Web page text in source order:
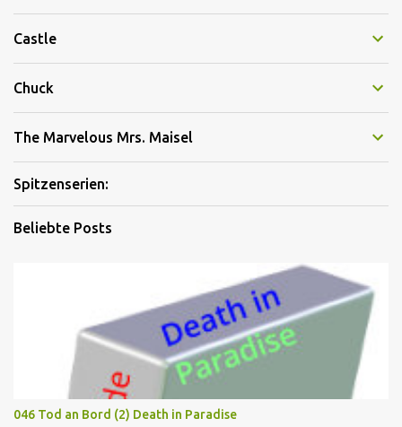
Castle
Chuck
The Marvelous Mrs. Maisel
Spitzenserien:
Beliebte Posts
046 Tod an Bord (2) Death in Paradise